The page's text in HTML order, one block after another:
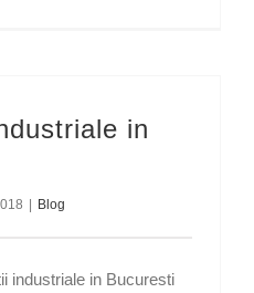
in
| Blog
industriale in Bucuresti